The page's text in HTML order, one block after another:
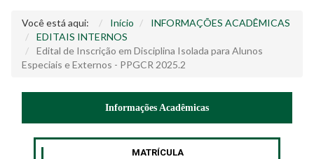
Você está aqui: Início
INFORMAÇÕES ACADÊMICAS
EDITAIS INTERNOS
Edital de Inscrição em Disciplina Isolada para Alunos
Especiais e Externos - PPGCR 2025.2
Informações Acadêmicas
MATRÍCULA